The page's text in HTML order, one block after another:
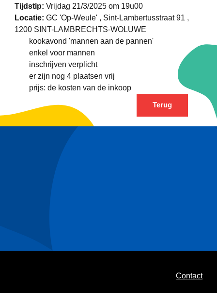
Tijdstip: Vrijdag 21/3/2025 om 19u00
Locatie: GC 'Op-Weule' , Sint-Lambertusstraat 91 ,
1200 SINT-LAMBRECHTS-WOLUWE
kookavond 'mannen aan de pannen'
enkel voor mannen
inschrijven verplicht
er zijn nog 4 plaatsen vrij
prijs: de kosten van de inkoop
Terug
Contact